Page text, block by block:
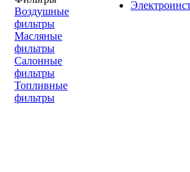
Воздушные
фильтры
Масляные
фильтры
Салонные
фильтры
Топливные
фильтры